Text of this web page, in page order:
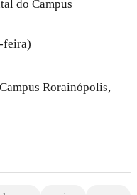
do Campus
feira)
Rorainópolis,